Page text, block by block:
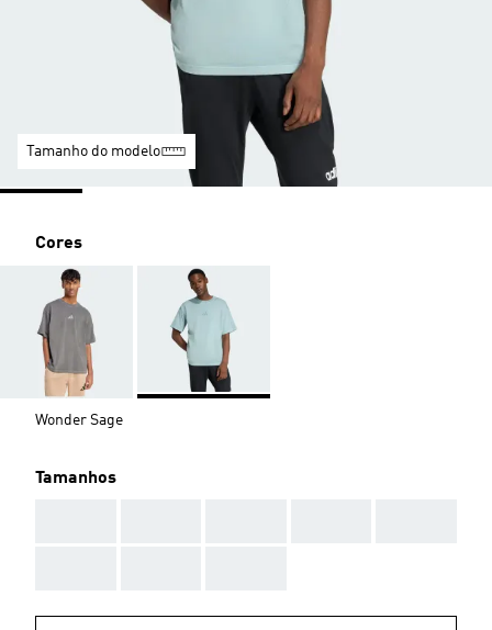
Tamanho do modelo
Cores
Wonder Sage
Tamanhos